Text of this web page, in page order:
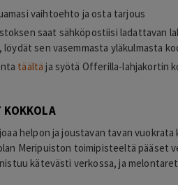
vaihtoehto ja osta tarjous
saat sähköpostiisi ladattavan
löydät sen vasemmasta yläkulmasta
täältä ja syötä Offerilla-lahjakortin
KOKKOLA
helpon ja joustavan tavan
Meripuiston toimipisteeltä pääset
kätevästi verkossa, ja